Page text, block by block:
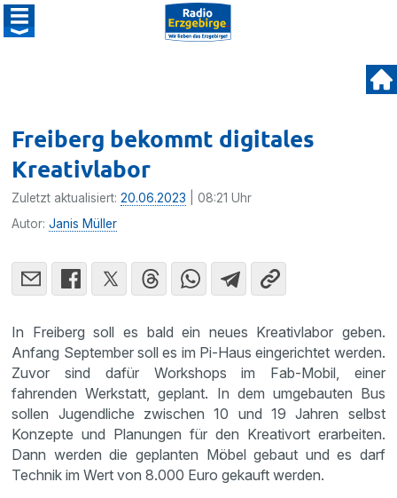
Freiberg bekommt digitales
Kreativlabor
Zuletzt aktualisiert:20.06.2023 | 08:21 Uhr
Autor:Janis Müller
In Freiberg soll es bald ein neues Kreativlabor geben.
Anfang September soll es im Pi-Haus eingerichtet werden.
Zuvor sind dafür Workshops im Fab-Mobil, einer
fahrenden Werkstatt, geplant. In dem umgebauten Bus
sollen Jugendliche zwischen 10 und 19 Jahren selbst
Konzepte und Planungen für den Kreativort erarbeiten.
Dann werden die geplanten Möbel gebaut und es darf
Technik im Wert von 8.000 Euro gekauft werden.